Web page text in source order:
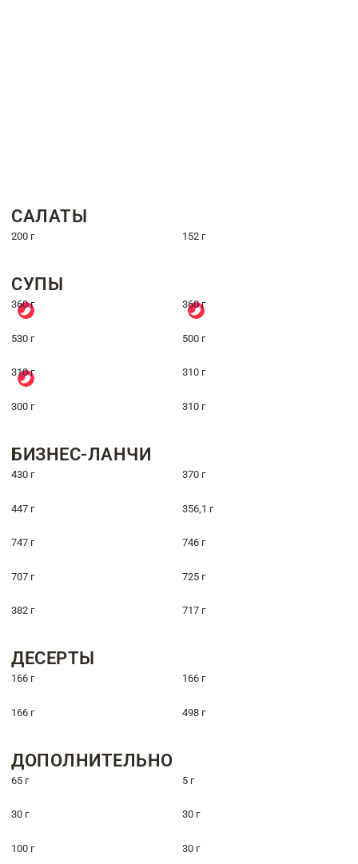
САЛАТЫ
200 г 152 г
СУПЫ
360 г 360 г
530 г 500 г
310 г 310 г
300 г 310 г
БИЗНЕС-ЛАНЧИ
430 г 370 г
447 г 356,1 г
747 г 746 г
707 г 725 г
382 г 717 г
ДЕСЕРТЫ
166 г 166 г
166 г 498 г
ДОПОЛНИТЕЛЬНО
65 г 5 г
30 г 30 г
100 г 30 г